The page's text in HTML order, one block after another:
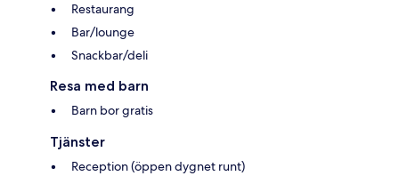
Restaurang
Bar/lounge
Snackbar/deli
Resa med barn
Barn bor gratis
Tjänster
Reception (öppen dygnet runt)